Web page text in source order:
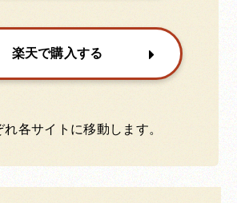
楽天で購入する
各サイトに移動します。